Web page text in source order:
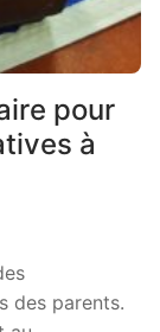
pour
à
des parents.